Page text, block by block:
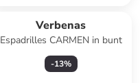
Verbenas
Espadrilles CARMEN in bunt
-13%